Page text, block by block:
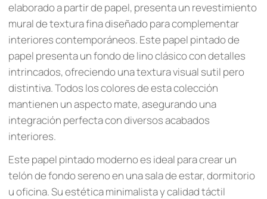
elaborado a partir de papel, presenta un revestimiento
mural de textura fina diseñado para complementar
interiores contemporáneos. Este papel pintado de
papel presenta un fondo de lino clásico con detalles
intrincados, ofreciendo una textura visual sutil pero
distintiva. Todos los colores de esta colección
mantienen un aspecto mate, asegurando una
integración perfecta con diversos acabados
interiores.
Este papel pintado moderno es ideal para crear un
telón de fondo sereno en una sala de estar, dormitorio
u oficina. Su estética minimalista y calidad táctil